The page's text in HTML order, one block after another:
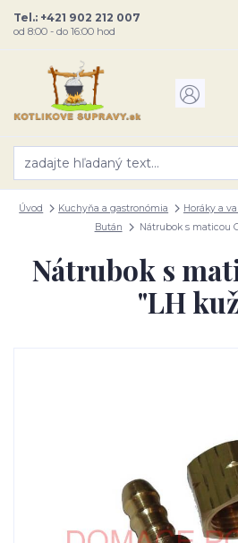
Tel.: +421 902 212 007
od 8:00 - do 16:00 hod
Úvod Kuchyňa a gastronómia Horáky a
Bután
Nátrubok s maticou
Nátrubok s
"LH